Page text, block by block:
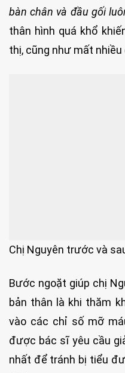
bàn chân và đầu gối
thân hình quá khổ
thị, cũng như mất
Chị Nguyên trước và
Bước ngoặt giúp chị
bản thân là khi thăm
vào các chỉ số mỡ
được bác sĩ yêu cầu
nhất để tránh bị tiểu